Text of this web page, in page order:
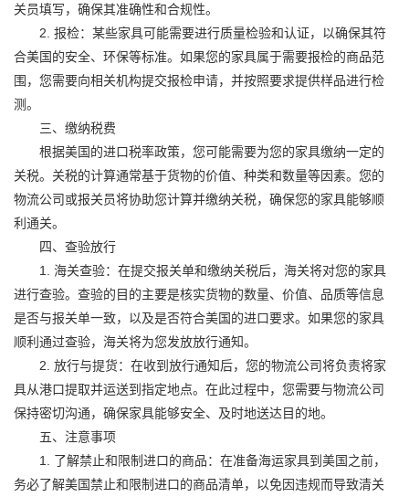
关员填写，确保其准确性和合规性。
2. 报检：某些家具可能需要进行质量检验和认证，以确保其符
合美国的安全、环保等标准。如果您的家具属于需要报检的商品范
围，您需要向相关机构提交报检申请，并按照要求提供样品进行检
测。
三、缴纳税费
根据美国的进口税率政策，您可能需要为您的家具缴纳一定的
关税。关税的计算通常基于货物的价值、种类和数量等因素。您的
物流公司或报关员将协助您计算并缴纳关税，确保您的家具能够顺
利通关。
四、查验放行
1. 海关查验：在提交报关单和缴纳关税后，海关将对您的家具
进行查验。查验的目的主要是核实货物的数量、价值、品质等信息
是否与报关单一致，以及是否符合美国的进口要求。如果您的家具
顺利通过查验，海关将为您发放放行通知。
2. 放行与提货：在收到放行通知后，您的物流公司将负责将家
具从港口提取并运送到指定地点。在此过程中，您需要与物流公司
保持密切沟通，确保家具能够安全、及时地送达目的地。
五、注意事项
1. 了解禁止和限制进口的商品：在准备海运家具到美国之前，
务必了解美国禁止和限制进口的商品清单，以免因违规而导致清关